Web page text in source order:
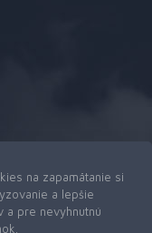
na zapamätanie si
a lepšie
a pre nevyhnutnú